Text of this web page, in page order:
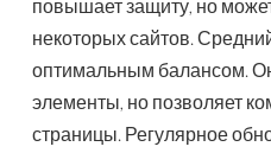
повышает защиту, но
некоторых сайтов.
оптимальным балансом.
элементы, но позволяет
страницы. Регулярное